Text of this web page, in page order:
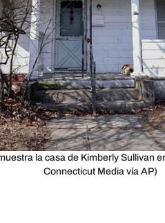
la casa de Kimberly Sullivan
Connecticut Media vía AP)